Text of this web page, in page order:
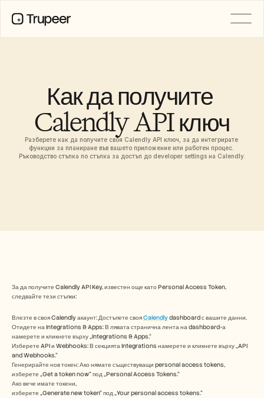
Как да получите
Calendly API ключ
Разберете как да получите своя Calendly API ключ, за да интегрирате
функции за планиране във вашето приложение или работен процес.
Ръководство стъпка по стъпка за достъп до developer settings на Calendly.
За да получите Calendly API Key, известен още като Personal Access Token,
следвайте тези стъпки:
Влезте в своя Calendly акаунт: Достъпете своя Calendly dashboard с вашите данни.
Отидете на Integrations & Apps: В лявата странична лента на dashboard-а
намерете и кликнете върху „Integrations & Apps.“
Изберете API и Webhooks: В секцията Integrations намерете и кликнете върху „API
and Webhooks.“
Генерирайте нов токен: Ако нямате съществуващи personal access tokens,
изберете „Get a token now“ под „Personal Access Tokens.“
Ако вече имате токени,
изберете „Generate new token“ под „Your personal access tokens.“
База знания
AI аватари
Бранд комплекти
Споделени страници
AI запис на екрана
Съобщение
Партньорска програма
Управление на промяната
Подготовка за продажби
Предпродажби
Маркетинг на продукта
Успех на клиента
Обучение
Вижте още примери за употреба